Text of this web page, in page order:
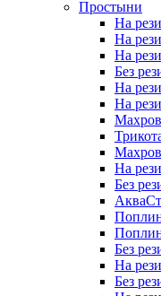
Простыни
На
На
На
Без
На
На
На
Без
Без
На
Без